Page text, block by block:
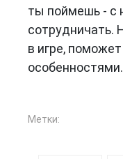
ты поймешь - с
сотрудничать.
в игре,
особенностями.
Метки: